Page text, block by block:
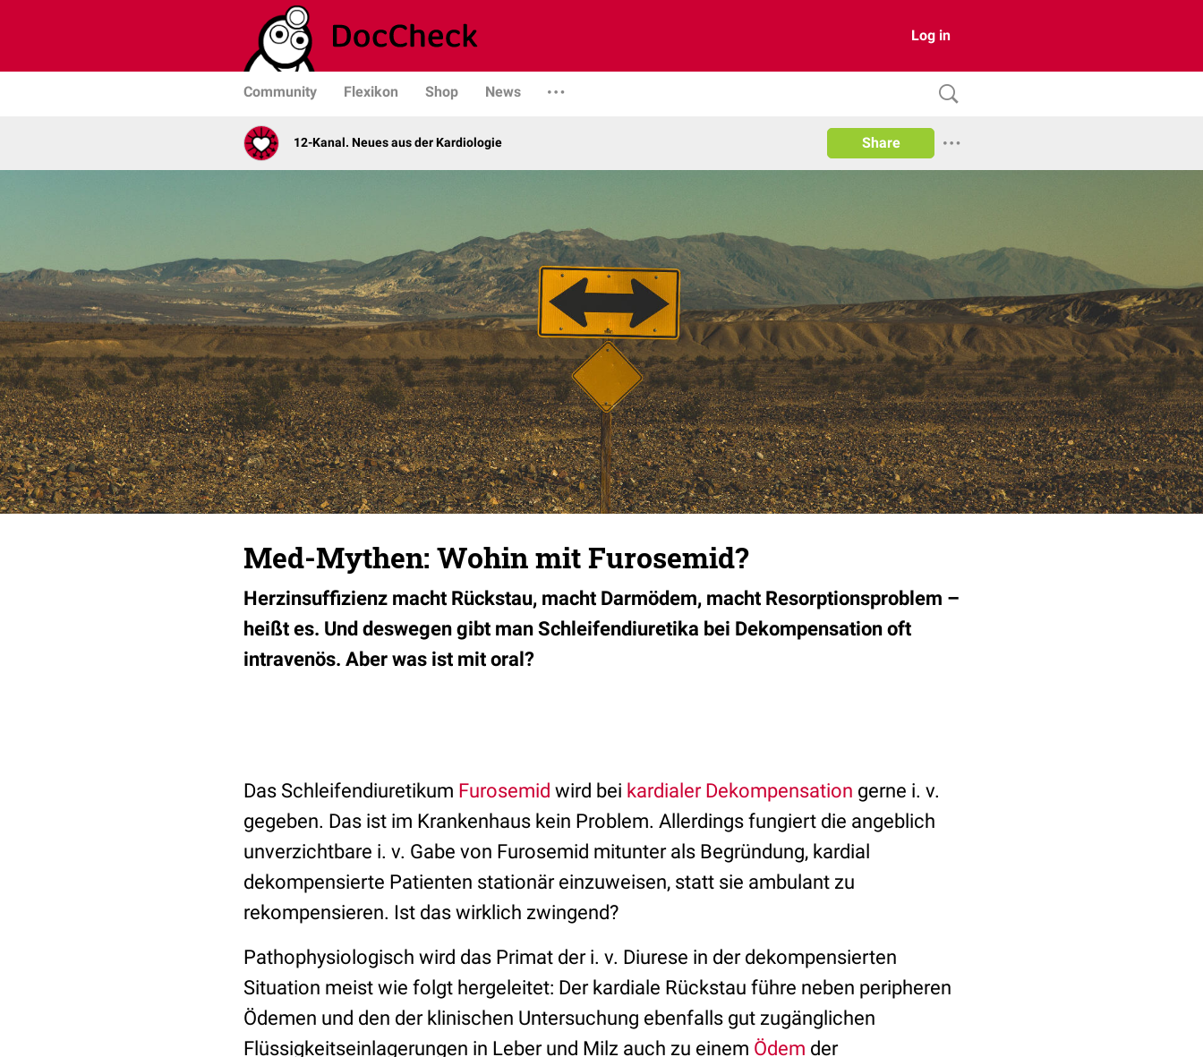
Log in
Community Flexikon Shop News
12-Kanal. Neues aus der Kardiologie Share
Med-Mythen: Wohin mit Furosemid?
Herzinsuffizienz macht Rückstau, macht Darmödem, macht Resorptionsproblem –
heißt es. Und deswegen gibt man Schleifendiuretika bei Dekompensation oft
intravenös. Aber was ist mit oral?
Das Schleifendiuretikum Furosemid wird bei kardialer Dekompensation gerne i. v.
gegeben. Das ist im Krankenhaus kein Problem. Allerdings fungiert die angeblich
unverzichtbare i. v. Gabe von Furosemid mitunter als Begründung, kardial
dekompensierte Patienten stationär einzuweisen, statt sie ambulant zu
rekompensieren. Ist das wirklich zwingend?
Pathophysiologisch wird das Primat der i. v. Diurese in der dekompensierten
Situation meist wie folgt hergeleitet: Der kardiale Rückstau führe neben peripheren
Ödemen und den der klinischen Untersuchung ebenfalls gut zugänglichen
Flüssigkeitseinlagerungen in Leber und Milz auch zu einem Ödem der